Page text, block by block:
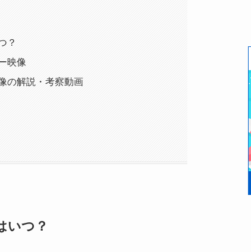
？
映像
の解説・考察動画
いつ？